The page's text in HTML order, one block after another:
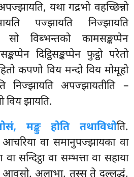
यथा गद्रभो वहच्छिन्नो
पज्झायति निज्झायति
विब्भन्तको कामसङ्कप्पेन
दिट्ठिसङ्कप्पेन फुट्ठो परेतो
कपणो विय मन्दो विय मोमूहो
निज्झायति अपज्झायतीति –
विय झायति.
मङ्कु होति तथाविधोति.
आचरिया वा समानुपज्झायका वा
सन्दिट्ठा वा सम्भत्ता वा सहाया